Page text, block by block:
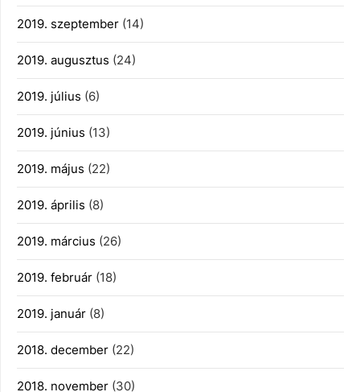
2019. szeptember (14)
2019. augusztus (24)
2019. július (6)
2019. június (13)
2019. május (22)
2019. április (8)
2019. március (26)
2019. február (18)
2019. január (8)
2018. december (22)
2018. november (30)